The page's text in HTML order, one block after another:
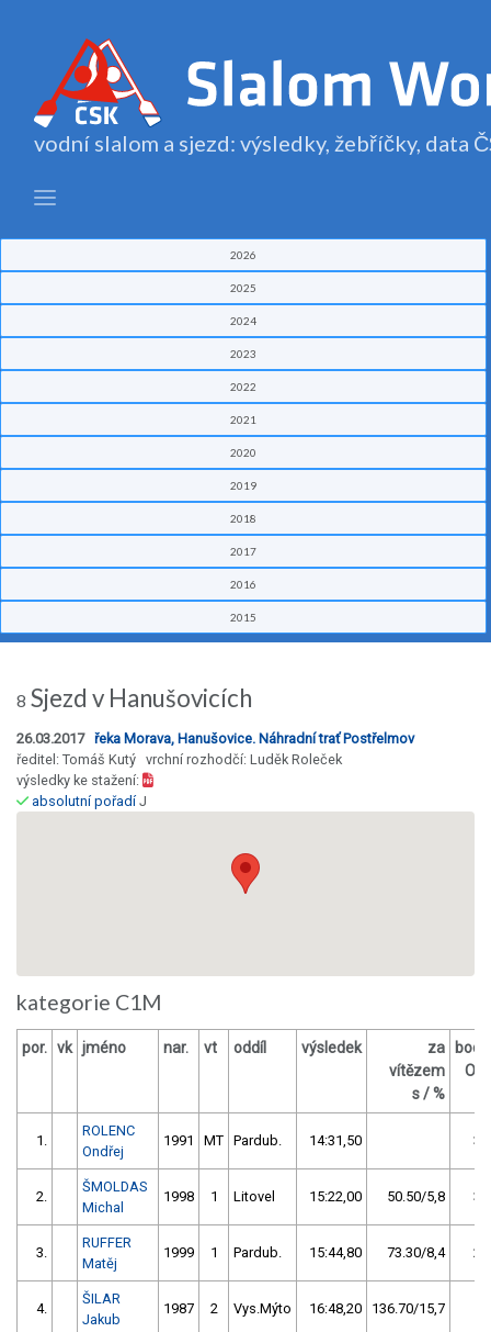
vodní slalom a sjezd: výsledky, žebříčky, data
2026
2025
2024
2023
2022
2021
2020
2019
2018
2017
2016
2015
8 Sjezd v Hanušovicích
26.03.2017 řeka Morava, Hanušovice. Náhradní trať Postřelmov
ředitel: Tomáš Kutý vrchní rozhodčí: Luděk Roleček
výsledky ke stažení:
absolutní pořadíJ
kategorie C1M
por. vk jméno nar. vt oddíl výsledek
za
vítězem
s / %
body
OM
1.
ROLENC
Ondřej
1991 MT Pardub. 14:31,50 39
2.
ŠMOLDAS
Michal
1998 1 Litovel 15:22,00 50.50/5,8 31
3.
RUFFER
Matěj
1999 1 Pardub. 15:44,80 73.30/8,4 23
4.
ŠILAR
Jakub
1987 2 Vys.Mýto 16:48,20 136.70/15,7